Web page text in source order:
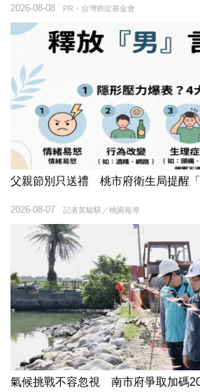
PR・台灣癌症基金會
2026-08-08
父親節別只送禮 桃市府衛生局提醒「
記者黃駿騏／桃園報導
2026-08-07
氣候挑戰不容忽視 南市府爭取加碼